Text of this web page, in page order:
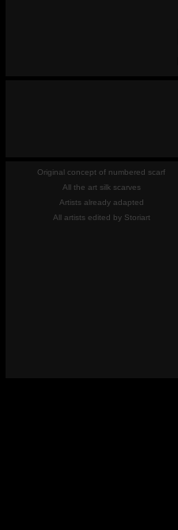
Original concept of numbered scarf
All the art silk scarves
Artists already adapted
All artists edited by Storiart